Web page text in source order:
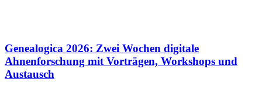
Genealogica 2026: Zwei Wochen digitale
Ahnenforschung mit Vorträgen, Workshops und
Austausch